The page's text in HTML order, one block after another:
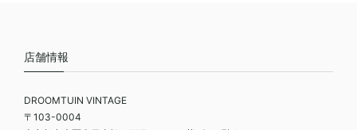
店舗情報
DROOMTUIN VINTAGE
〒103-0004